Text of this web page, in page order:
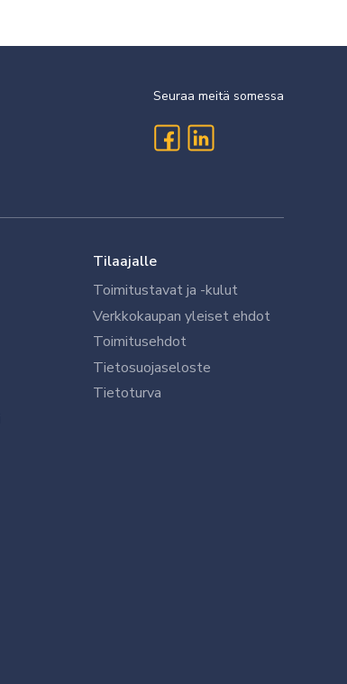
Seuraa meitä somessa
Tilaajalle
Toimitustavat ja -kulut
Verkkokaupan yleiset ehdot
Toimitusehdot
Tietosuojaseloste
Tietoturva